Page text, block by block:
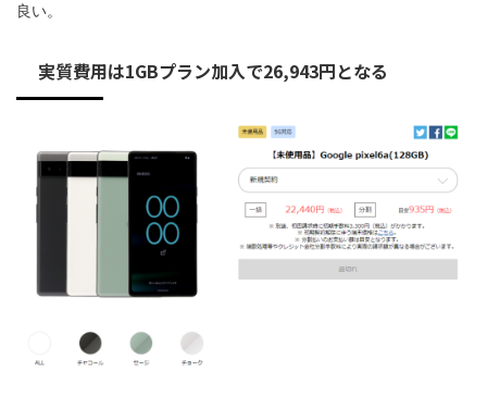
良い。
実質費用は1GBプラン加入で26,943円となる